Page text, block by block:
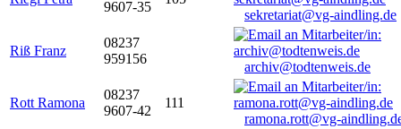
9607-35
sekretariat@vg-aindling.de
Riß Franz
08237
959156
archiv@todtenweis.de
Rott Ramona
08237
9607-42
111
ramona.rott@vg-